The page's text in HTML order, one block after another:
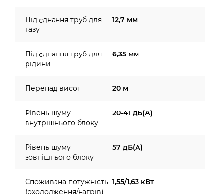
Під'єднання труб для
газу
12,7 мм
Під'єднання труб для
рідини
6,35 мм
Перепад висот 20 м
Рівень шуму
внутрішнього блоку
20-41 дБ(А)
Рівень шуму
зовнішнього блоку
57 дБ(А)
Споживана потужність
(охолодження/нагрів)
1,55/1,63 кВт